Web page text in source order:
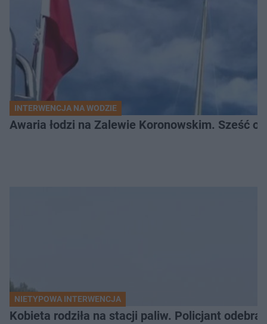
INTERWENCJA NA WODZIE
Awaria łodzi na Zalewie Koronowskim. Sześć
NIETYPOWA INTERWENCJA
Kobieta rodziła na stacji paliw. Policjant